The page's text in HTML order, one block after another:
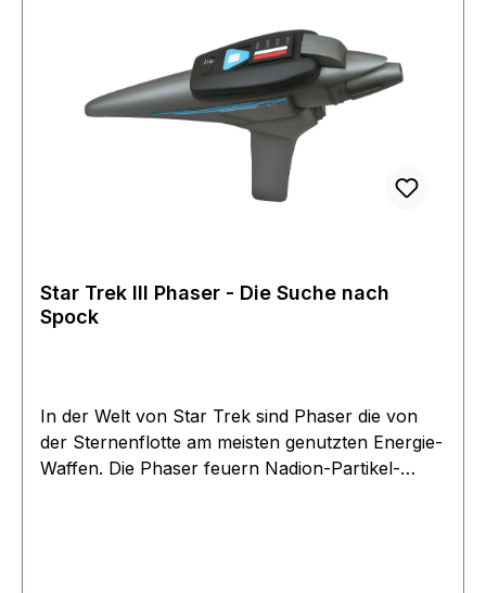
Star Trek III Phaser - Die Suche nach
Spock
In der Welt von Star Trek sind Phaser die von
der Sternenflotte am meisten genutzten Energie-
Waffen. Die Phaser feuern Nadion-Partikel-